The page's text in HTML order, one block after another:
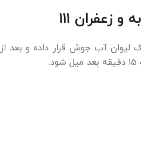
111
آب جوش قرار داده و بعد از